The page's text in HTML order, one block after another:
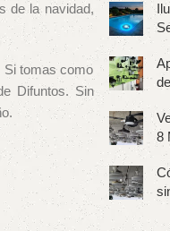
de la navidad,
Si tomas como
Difuntos. Sin
8